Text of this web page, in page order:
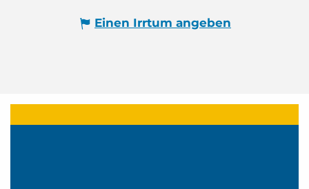
Einen Irrtum angeben